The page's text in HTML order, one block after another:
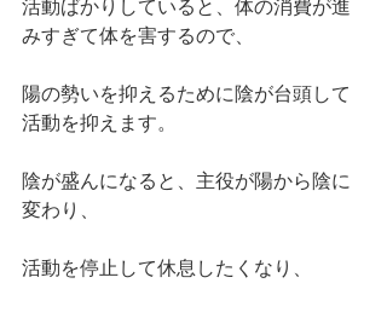
活動ばかりしていると、体の消費が進
みすぎて体を害するので、
陽の勢いを抑えるために陰が台頭して
活動を抑えます。
陰が盛んになると、主役が陽から陰に
変わり、
活動を停止して休息したくなり、